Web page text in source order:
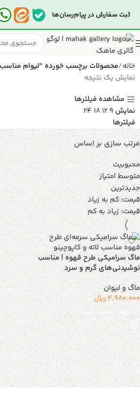
خانه محصولات برچسب خورده “لیوام مناسب
نمایش یک نتیجه
مشاهده فیلترها
نمایش 9
12
18
24
فیلترها
مرتب سازی بر اساس
محبوبیت
متوسط امتیاز
جدیدترین
قیمت: کم به زیاد
قیمت: زیاد به کم
ماگ سرامیکی طرح قهوه | مناسب
نوشیدنی‌های گرم و سرد
ماگ و لیوان
4.980.000ریال
افزودن به سبد خرید
ثبت سفارش در پیام‌رسان‌ها